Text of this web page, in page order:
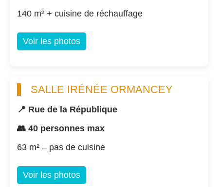
140 m² + cuisine de réchauffage
Voir les photos
SALLE IRÉNÉE ORMANCEY
📍 Rue de la République
👥 40 personnes max
63 m² – pas de cuisine
Voir les photos